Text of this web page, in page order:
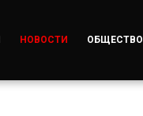
НОВОСТИ ОБЩЕСТВО